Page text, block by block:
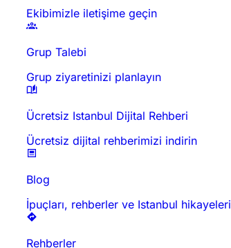
Ekibimizle iletişime geçin
Grup Talebi
Grup ziyaretinizi planlayın
Ücretsiz Istanbul Dijital Rehberi
Ücretsiz dijital rehberimizi indirin
Blog
İpuçları, rehberler ve Istanbul hikayeleri
Rehberler